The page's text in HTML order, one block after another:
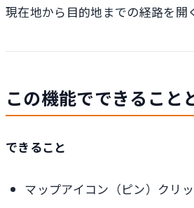
現在地から目的地までの経路を開
この機能でできること
できること
マップアイコン（ピン）クリ